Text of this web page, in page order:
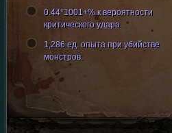
0.44*1001+% к вероятности
критического удара
1,286 ед. опыта при убийстве
монстров.